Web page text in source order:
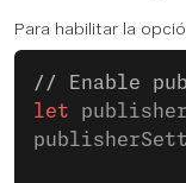
Para habilitar la
// Enable
let